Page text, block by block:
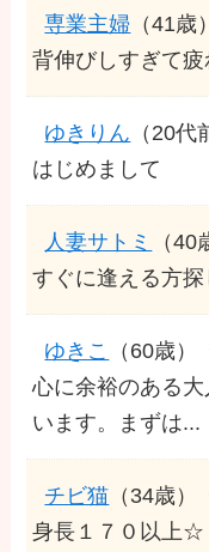
専業主婦 （41歳）
背伸びしすぎて
ゆきりん （20代
はじめまして
人妻サトミ （40
すぐに逢える方探
ゆきこ （60歳）
心に余裕のある
います。まずは...
チビ猫 （34歳）
身長１７０以上☆